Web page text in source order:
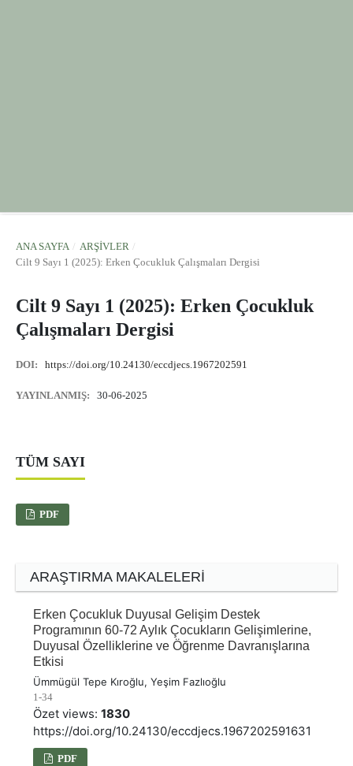
ANA SAYFA / ARŞIVLER /
Cilt 9 Sayı 1 (2025): Erken Çocukluk Çalışmaları Dergisi
Cilt 9 Sayı 1 (2025): Erken Çocukluk
Çalışmaları Dergisi
DOI: https://doi.org/10.24130/eccdjecs.1967202591
YAYINLANMIŞ: 30-06-2025
TÜM SAYI
PDF
ARAŞTIRMA MAKALELERI
Erken Çocukluk Duyusal Gelişim Destek
Programının 60-72 Aylık Çocukların Gelişimlerine,
Duyusal Özelliklerine ve Öğrenme Davranışlarına
Etkisi
Ümmügül Tepe Kıroğlu, Yeşim Fazlıoğlu
1-34
Özet views: 1830
https://doi.org/10.24130/eccdjecs.1967202591631
PDF